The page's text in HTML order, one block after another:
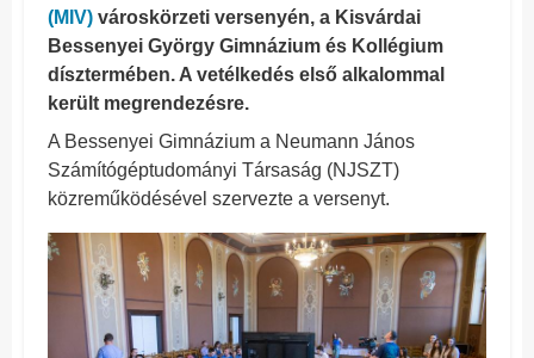
(MIV) városkörzeti versenyén, a Kisvárdai
Bessenyei György Gimnázium és Kollégium
dísztermében. A vetélkedés első alkalommal
került megrendezésre.
A Bessenyei Gimnázium a Neumann János
Számítógéptudományi Társaság (NJSZT)
közreműködésével szervezte a versenyt.